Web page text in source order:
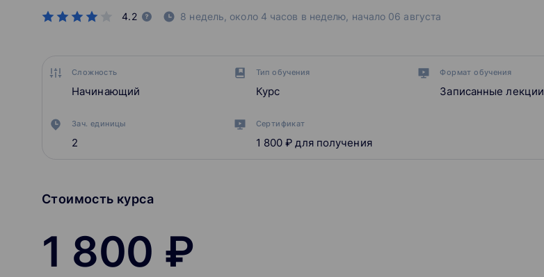
4.2 8 недель, около 4 часов в неделю, начало 06 августа
Сложность
Начинающий
Тип обучения
Курс
Формат обучения
Записанные лекции
Зач. единицы
2
Сертификат
1 800 ₽ для получения
Стоимость курса
1 800 ₽